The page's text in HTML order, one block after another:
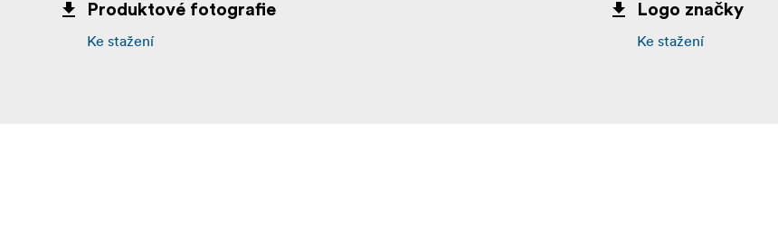
Produktové fotografie
Ke stažení
Logo značky
Ke stažení